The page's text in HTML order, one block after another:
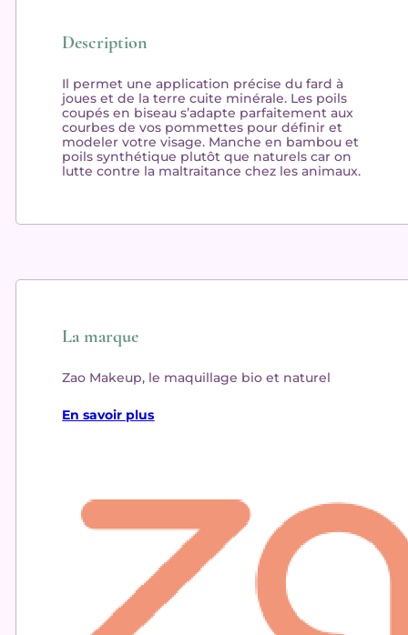
Description
Il permet une application précise du fard à
joues et de la terre cuite minérale. Les poils
coupés en biseau s’adapte parfaitement aux
courbes de vos pommettes pour définir et
modeler votre visage. Manche en bambou et
poils synthétique plutôt que naturels car on
lutte contre la maltraitance chez les animaux.
La marque
Zao Makeup, le maquillage bio et naturel
En savoir plus